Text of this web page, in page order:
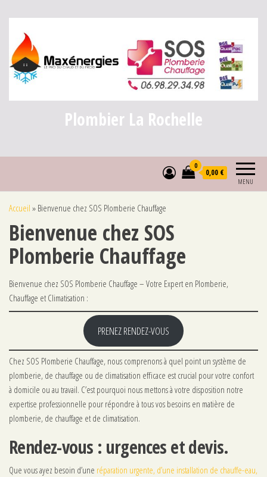
Plombier La Rochelle
MENU
0
0,00 €
Accueil » Bienvenue chez SOS Plomberie Chauffage
Bienvenue chez SOS
Plomberie Chauffage
Bienvenue chez SOS Plomberie Chauffage – Votre Expert en Plomberie,
Chauffage et Climatisation :
PRENEZ RENDEZ-VOUS
Chez SOS Plomberie Chauffage, nous comprenons à quel point un système de
plomberie, de chauffage ou de climatisation efficace est crucial pour votre confort
à domicile ou au travail. C’est pourquoi nous mettons à votre disposition notre
expertise professionnelle pour répondre à tous vos besoins en matière de
plomberie, de chauffage et de climatisation.
Rendez-vous : urgences et devis.
Que vous ayez besoin d’une réparation urgente, d’une installation de chauffe-eau,